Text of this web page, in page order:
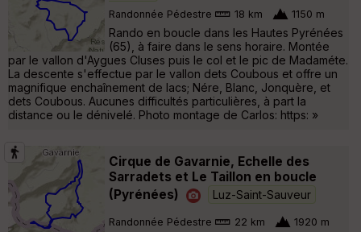
Randonnée Pédestre 18 km 1150 m
Rando en boucle dans les Hautes Pyrénées
(65), à faire dans le sens horaire. Montée
par le vallon d'Aygues Cluses puis le col et le pic de Madaméte.
La descente s'effectue par le vallon dets Coubous et offre un
magnifique enchaînement de lacs; Nére, Blanc, Jonquère, et
dets Coubous. Aucunes difficultés particulières, à part la
distance ou le dénivelé. Photo montage de Carlos: https: »
Cirque de Gavarnie, Echelle des
Sarradets et Le Taillon en boucle
(Pyrénées)
Luz-Saint-Sauveur
Randonnée Pédestre 22 km 1920 m